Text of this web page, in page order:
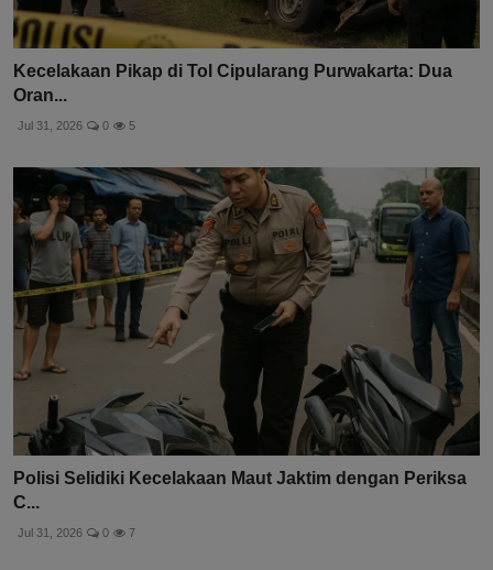
Kecelakaan Pikap di Tol Cipularang Purwakarta: Dua
Oran...
Jul 31, 2026 0 5
Polisi Selidiki Kecelakaan Maut Jaktim dengan Periksa
C...
Jul 31, 2026 0 7